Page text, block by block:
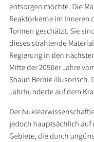
entsorgen möchte. Die
Reaktorkerne im Inneren
Tonnen geschätzt. Sie
dieses strahlende
Regierung in den
Mitte der 2050er Jahre
Shaun Bernie illusorisch.
Jahrhunderte auf dem
Der
jedoch hauptsächlich
Gebiete, die durch